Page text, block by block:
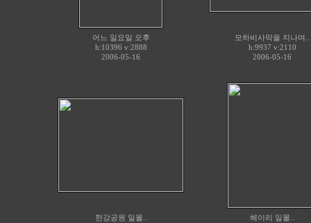
어느 일요일 오후
h:10396 v:2888
2006-05-16
모하비사막을 지나며..
h:9937 v:2110
2006-05-16
한강공원 일몰..
헤이리 일몰..